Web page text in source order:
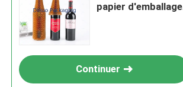
papier d'emballage
Continuer